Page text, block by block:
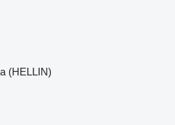
(HELLIN)